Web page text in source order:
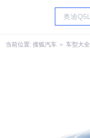
当前位置: 搜狐汽车 ＞ 车型大全